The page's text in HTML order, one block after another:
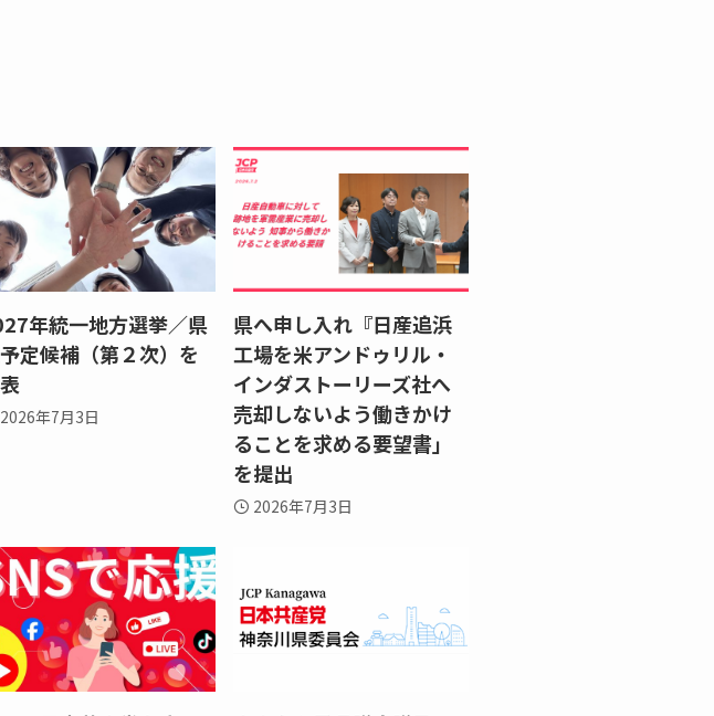
年統一地方選挙／県
定候補（第２次）を
2026年7月3日
県へ申し入れ『日産追浜
工場を米アンドゥリル・
インダストーリーズ社へ
売却しないよう働きかけ
ることを求める要望書」
を提出
2026年7月3日